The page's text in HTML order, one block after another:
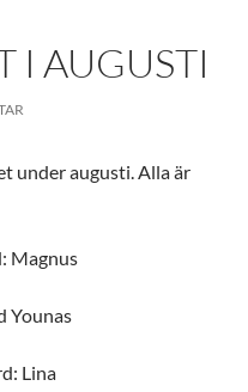
I AUGUSTI
under augusti. Alla är
Magnus
Younas
Lina